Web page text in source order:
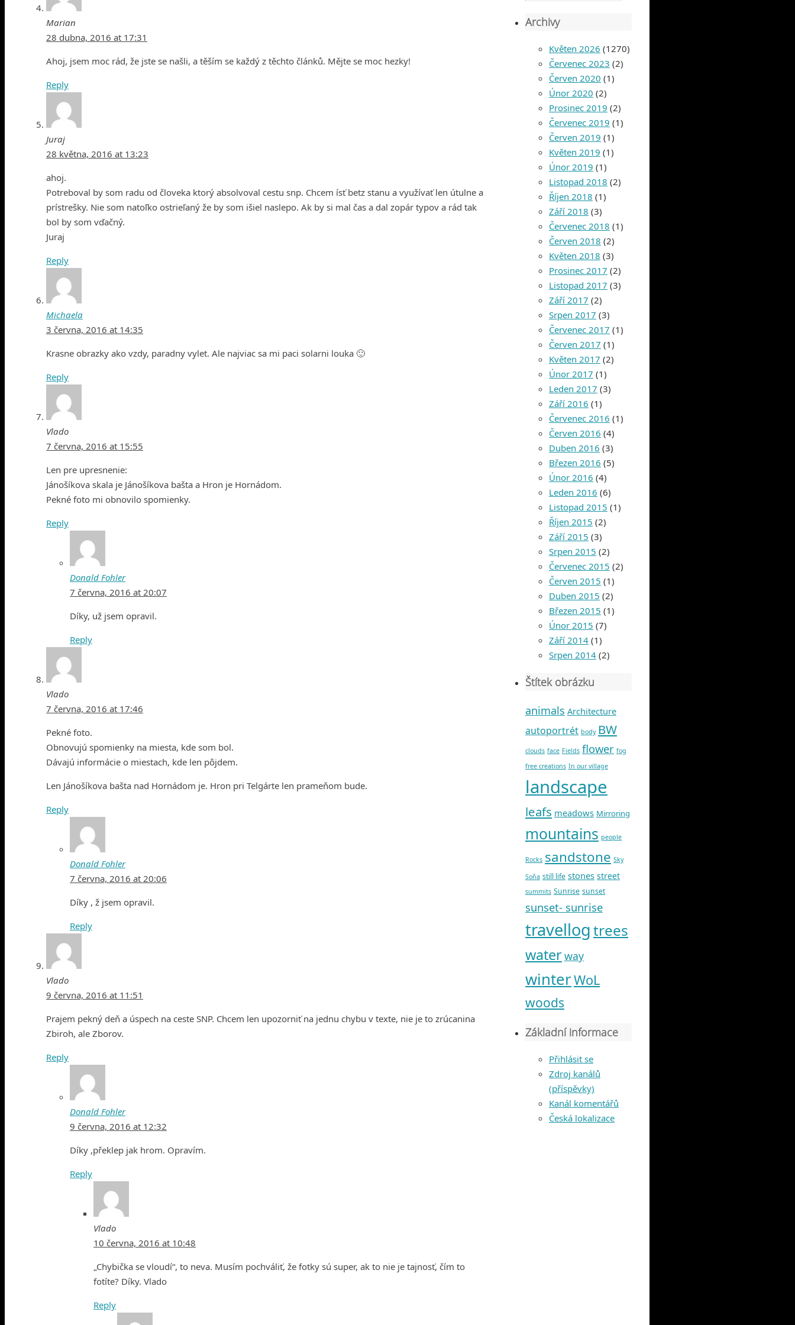
Marian
28 dubna, 2016 at 17:31
Ahoj, jsem moc rád, že jste se našli, a těším se každý z těchto článků. Mějte se moc hezky!
Reply
Juraj
28 května, 2016 at 13:23
ahoj.
Potreboval by som radu od človeka ktorý absolvoval cestu snp. Chcem ísť betz stanu a využívať len útulne a
prístrešky. Nie som natoľko ostrieľaný že by som išiel naslepo. Ak by si mal čas a dal zopár typov a rád tak
bol by som vďačný.
Juraj
Reply
Michaela
3 června, 2016 at 14:35
Krasne obrazky ako vzdy, paradny vylet. Ale najviac sa mi paci solarni louka 🙂
Reply
Vlado
7 června, 2016 at 15:55
Len pre upresnenie:
Jánošíkova skala je Jánošíkova bašta a Hron je Hornádom.
Pekné foto mi obnovilo spomienky.
Reply
Donald Fohler
7 června, 2016 at 20:07
Díky, už jsem opravil.
Reply
Vlado
7 června, 2016 at 17:46
Pekné foto.
Obnovujú spomienky na miesta, kde som bol.
Dávajú informácie o miestach, kde len pôjdem.
Len Jánošíkova bašta nad Hornádom je. Hron pri Telgárte len prameňom bude.
Reply
Donald Fohler
7 června, 2016 at 20:06
Díky , ž jsem opravil.
Reply
Vlado
9 června, 2016 at 11:51
Prajem pekný deň a úspech na ceste SNP. Chcem len upozorniť na jednu chybu v texte, nie je to zrúcanina
Zbiroh, ale Zborov.
Reply
Donald Fohler
9 června, 2016 at 12:32
Díky ,překlep jak hrom. Opravím.
Reply
Vlado
10 června, 2016 at 10:48
„Chybička se vloudí“, to neva. Musím pochváliť, že fotky sú super, ak to nie je tajnosť, čím to
fotíte? Díky. Vlado
Reply
Archivy
Květen 2026 (1270)
Červenec 2023 (2)
Červen 2020 (1)
Únor 2020 (2)
Prosinec 2019 (2)
Červenec 2019 (1)
Červen 2019 (1)
Květen 2019 (1)
Únor 2019 (1)
Listopad 2018 (2)
Říjen 2018 (1)
Září 2018 (3)
Červenec 2018 (1)
Červen 2018 (2)
Květen 2018 (3)
Prosinec 2017 (2)
Listopad 2017 (3)
Září 2017 (2)
Srpen 2017 (3)
Červenec 2017 (1)
Červen 2017 (1)
Květen 2017 (2)
Únor 2017 (1)
Leden 2017 (3)
Září 2016 (1)
Červenec 2016 (1)
Červen 2016 (4)
Duben 2016 (3)
Březen 2016 (5)
Únor 2016 (4)
Leden 2016 (6)
Listopad 2015 (1)
Říjen 2015 (2)
Září 2015 (3)
Srpen 2015 (2)
Červenec 2015 (2)
Červen 2015 (1)
Duben 2015 (2)
Březen 2015 (1)
Únor 2015 (7)
Září 2014 (1)
Srpen 2014 (2)
Štítek obrázku
animals Architecture
autoportrét body BW
clouds face Fields flower fog
free creations In our village
landscape
leafs meadows Mirroring
mountains people
Rocks sandstone Sky
Soňa still life stones street
summits Sunrise sunset
sunset- sunrise
travellogtrees
waterway
winterWoL
woods
Základní informace
Přihlásit se
Zdroj kanálů
(příspěvky)
Kanál komentářů
Česká lokalizace